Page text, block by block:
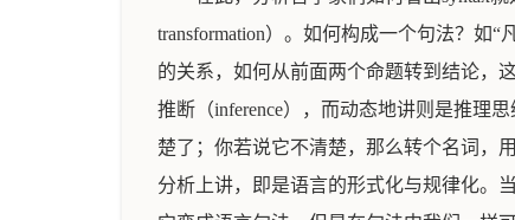
transformation）。如何构成一个句法？如
的关系，如何从前面两个命题转到结论，
推断（inference），而动态地讲则是推理
楚了；你若说它不清楚，那么转个名词，
分析上讲，即是语言的形式化与规律化。